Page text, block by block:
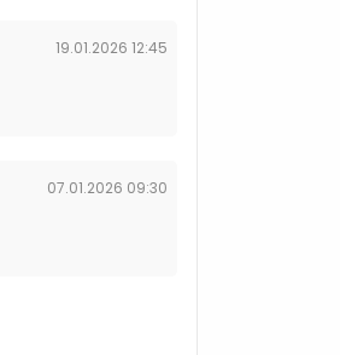
19.01.2026 12:45
07.01.2026 09:30